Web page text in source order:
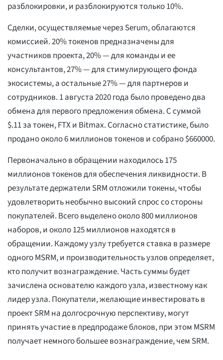
разблокировки, и разблокируются только 10%.
Сделки, осуществляемые через Serum, облагаются
комиссией. 20% токенов предназначены для
участников проекта, 20% — для команды и ее
консультантов, 27% — для стимулирующего фонда
экосистемы, а остальные 27% — для партнеров и
сотрудников. 1 августа 2020 года было проведено два
обмена для первого предложения обмена. С суммой
$.11 за токен, FTX и Bitmax. Согласно статистике, было
продано около 6 миллионов токенов и собрано $660000.
Первоначально в обращении находилось 175
миллионов токенов для обеспечения ликвидности. В
результате держатели SRM отложили токены, чтобы
удовлетворить необычно высокий спрос со стороны
покупателей. Всего выделено около 800 миллионов
наборов, и около 125 миллионов находятся в
обращении. Каждому узлу требуется ставка в размере
одного MSRM, и производительность узлов определяет,
кто получит вознаграждение. Часть суммы будет
зачислена основателю каждого узла, известному как
лидер узла. Покупатели, желающие инвестировать в
проект SRM на долгосрочную перспективу, могут
принять участие в предпродаже блоков, при этом MSRM
получает немного большее вознаграждение, чем SRM.